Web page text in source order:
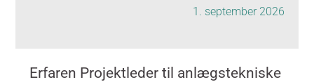
1. september 2026
Erfaren Projektleder til anlægstekniske